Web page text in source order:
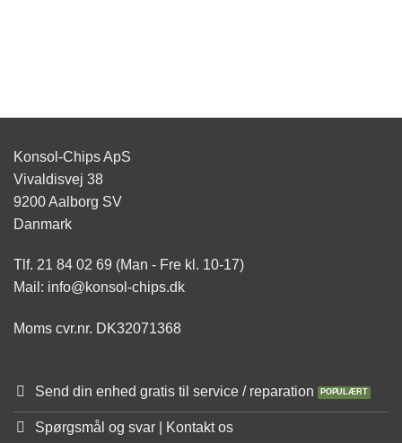
Konsol-Chips ApS
Vivaldisvej 38
9200 Aalborg SV
Danmark
Tlf. 21 84 02 69 (Man - Fre kl. 10-17)
Mail: info@konsol-chips.dk
Moms cvr.nr. DK32071368
Send din enhed gratis til service / reparation
Spørgsmål og svar | Kontakt os